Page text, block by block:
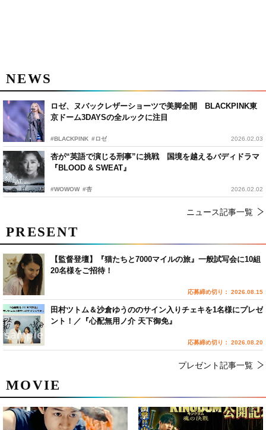
NEWS
ロゼ、ヌバックレザーショーツで美脚全開 BLACKPINK東
京ドーム3DAYSの全ルックに注目
#BLACKPINK #ロゼ 2026.02.03
杏が“英語で演じる刑事”に挑戦 国境を越えるバディドラマ
『BLOOD & SWEAT』
#WOWOW #杏 2026.02.02
ニュース記事一覧
MOVIE
PRESENT
【監督登壇】『猫たちと7000マイルの旅』一般試写会に10組
20名様をご招待！
応募締め切り： 2026.08.15
田村ツトム＆沙倉ゆうののサイン入りチェキを1名様にプレゼ
ント！／『心配無用ノ介 天下御免』
応募締め切り： 2026.08.20
プレゼント記事一覧